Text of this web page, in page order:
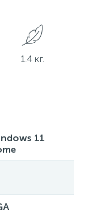
1.4 кг.
11